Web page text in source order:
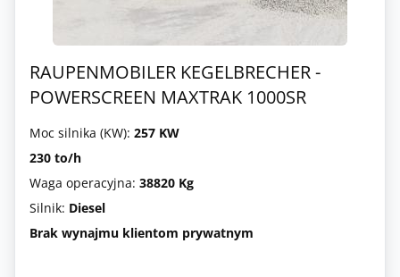
RAUPENMOBILER KEGELBRECHER -
POWERSCREEN MAXTRAK 1000SR
Moc silnika (KW): 257 KW
230 to/h
Waga operacyjna: 38820 Kg
Silnik: Diesel
Brak wynajmu klientom prywatnym